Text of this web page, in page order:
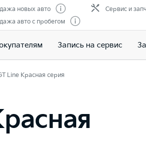
новых авто
авто с пробегом
Сервис и
Запись на сервис
Line Красная серия